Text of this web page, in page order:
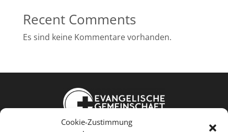
Cookie-Zustimmung
Recent Comments
Es sind keine Kommentare vorhanden.